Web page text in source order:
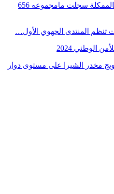
2024 : مراكش ضمن أربع مدن بالممكلة سجلت مامجموعه 656
تنظم المنتدى الجهوي الأول…
الوطني 2024
مخدر الشيرا على مستوى دوار